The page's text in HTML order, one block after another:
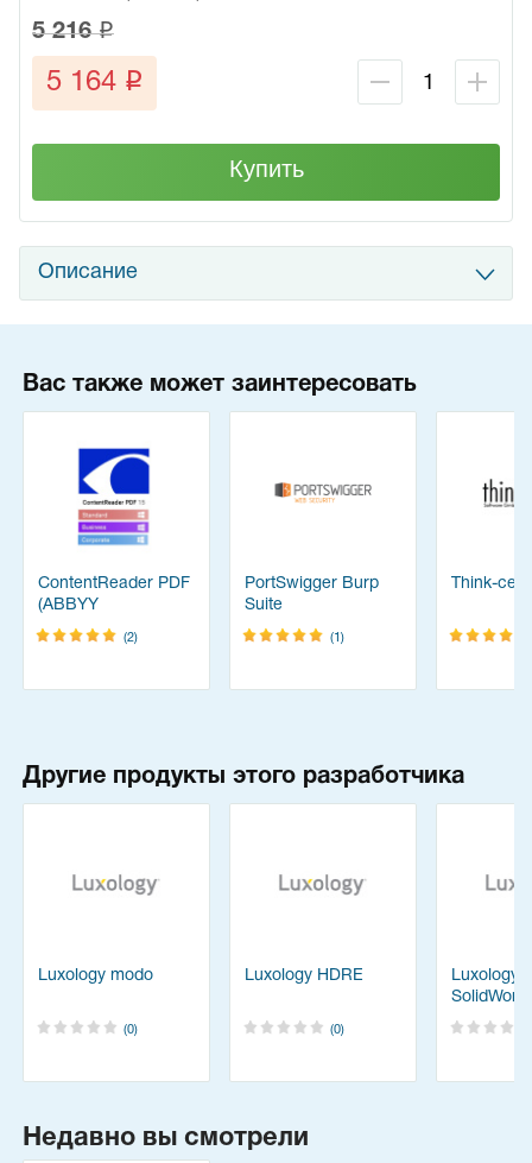
5 216q
5 164 q
Купить
Описание
Вас также может заинтересовать
ContentReader PDF
(ABBYY
FineReader)
(2)
PortSwigger Burp
Suite
(1)
Think-cell
Другие продукты этого разработчика
Luxology modo
(0)
Luxology HDRE
(0)
Luxology
Недавно вы смотрели